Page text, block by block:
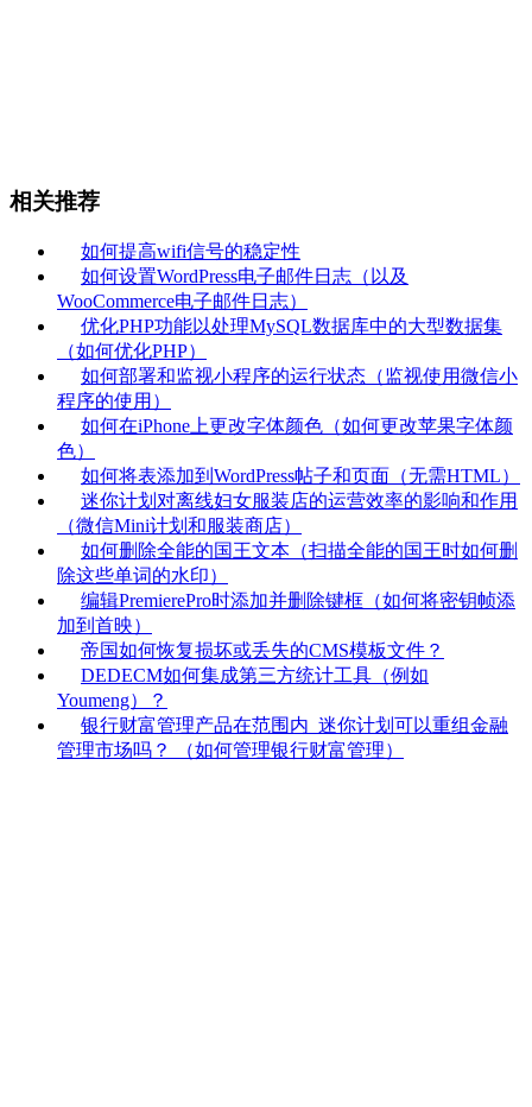
相关推荐
如何提高wifi信号的稳定性
如何设置WordPress电子邮件日志（以及
WooCommerce电子邮件日志）
优化PHP功能以处理MySQL数据库中的大型数据集
（如何优化PHP）
如何部署和监视小程序的运行状态（监视使用微信小
程序的使用）
如何在iPhone上更改字体颜色（如何更改苹果字体颜
色）
如何将表添加到WordPress帖子和页面（无需HTML）
迷你计划对离线妇女服装店的运营效率的影响和作用
（微信Mini计划和服装商店）
如何删除全能的国王文本（扫描全能的国王时如何删
除这些单词的水印）
编辑PremierePro时添加并删除键框（如何将密钥帧添
加到首映）
帝国如何恢复损坏或丢失的CMS模板文件？
DEDECM如何集成第三方统计工具（例如
Youmeng）？
银行财富管理产品在范围内_迷你计划可以重组金融
管理市场吗？ （如何管理银行财富管理）